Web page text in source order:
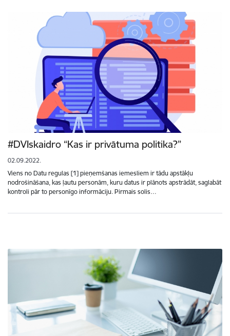
#DVIskaidro “Kas ir privātuma politika?”
02.09.2022.
Viens no Datu regulas [1] pieņemšanas iemesliem ir tādu apstākļu
nodrošināšana, kas ļautu personām, kuru datus ir plānots apstrādāt, saglabāt
kontroli pār to personīgo informāciju. Pirmais solis…